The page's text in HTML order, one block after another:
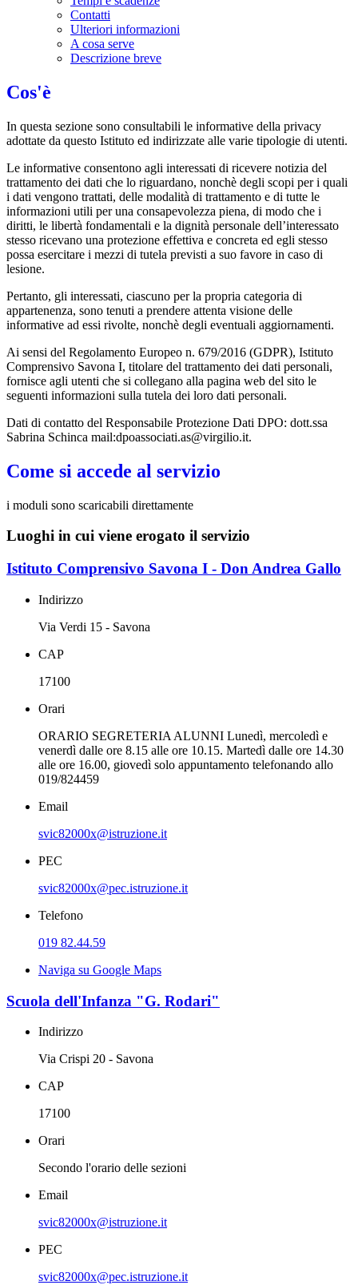
Contatti
Ulteriori informazioni
A cosa serve
Descrizione breve
Cos'è
In questa sezione sono consultabili le informative della privacy
adottate da questo Istituto ed indirizzate alle varie tipologie di utenti.
Le informative consentono agli interessati di ricevere notizia del
trattamento dei dati che lo riguardano, nonchè degli scopi per i quali
i dati vengono trattati, delle modalità di trattamento e di tutte le
informazioni utili per una consapevolezza piena, di modo che i
diritti, le libertà fondamentali e la dignità personale dell’interessato
stesso ricevano una protezione effettiva e concreta ed egli stesso
possa esercitare i mezzi di tutela previsti a suo favore in caso di
lesione.
Pertanto, gli interessati, ciascuno per la propria categoria di
appartenenza, sono tenuti a prendere attenta visione delle
informative ad essi rivolte, nonchè degli eventuali aggiornamenti.
Ai sensi del Regolamento Europeo n. 679/2016 (GDPR), Istituto
Comprensivo Savona I, titolare del trattamento dei dati personali,
fornisce agli utenti che si collegano alla pagina web del sito le
seguenti informazioni sulla tutela dei loro dati personali.
Dati di contatto del Responsabile Protezione Dati DPO: dott.ssa
Sabrina Schinca mail:dpoassociati.as@virgilio.it.
Come si accede al servizio
i moduli sono scaricabili direttamente
Luoghi in cui viene erogato il servizio
Istituto Comprensivo Savona I - Don Andrea Gallo
Indirizzo
Via Verdi 15 - Savona
CAP
17100
Orari
ORARIO SEGRETERIA ALUNNI Lunedì, mercoledì e
venerdì dalle ore 8.15 alle ore 10.15. Martedì dalle ore 14.30
alle ore 16.00, giovedì solo appuntamento telefonando allo
019/824459
Email
svic82000x@istruzione.it
PEC
svic82000x@pec.istruzione.it
Telefono
019 82.44.59
Naviga su Google Maps
Scuola dell'Infanza "G. Rodari"
Indirizzo
Via Crispi 20 - Savona
CAP
17100
Orari
Secondo l'orario delle sezioni
Email
svic82000x@istruzione.it
PEC
svic82000x@pec.istruzione.it